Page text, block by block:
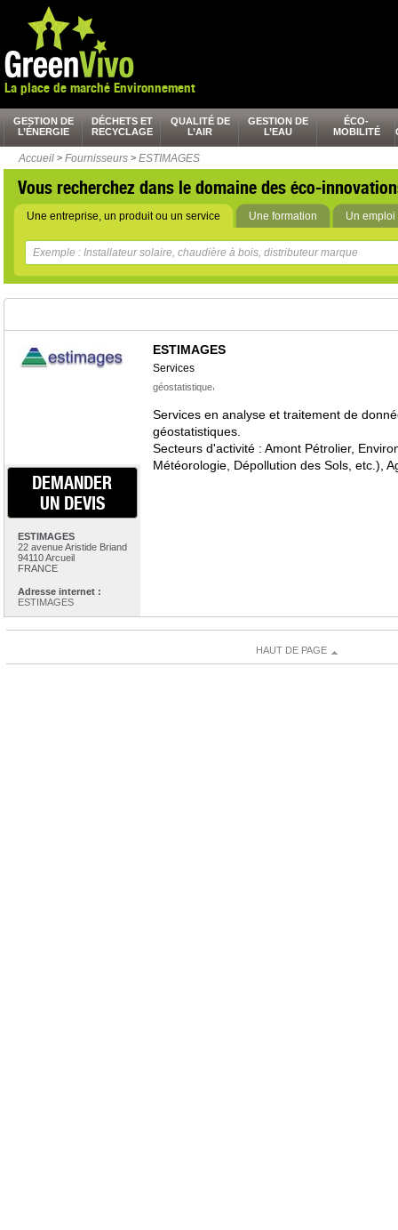
La place de marché Environnement
GESTION DE
L’ÉNERGIE
DÉCHETS ET
RECYCLAGE
QUALITÉ DE
L’AIR
GESTION DE
L’EAU
ÉCO-
MOBILITÉ
Accueil > Fournisseurs > ESTIMAGES
Vous recherchez dans le domaine des éco-
Une entreprise, un produit ou un service Une formation Un emploi
DEMANDER
UN DEVIS
ESTIMAGES
22 avenue Aristide Briand
94110 Arcueil
FRANCE
Adresse internet :
ESTIMAGES
ESTIMAGES
Services
géostatistique,
Services en analyse et traitement de
géostatistiques.
Secteurs d'activité : Amont Pétrolier,
Météorologie, Dépollution des Sols, etc.),
HAUT DE PAGE